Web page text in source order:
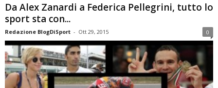
Da Alex Zanardi a Federica Pellegrini, tutto lo
sport sta con...
Redazione BlogDiSport - Ott 29, 2015 0